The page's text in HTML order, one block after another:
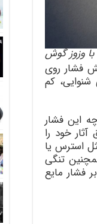
وزوز گوش
فشار روی
کم
این فشار
خود را
استرس یا
تنگی
فشار مایع